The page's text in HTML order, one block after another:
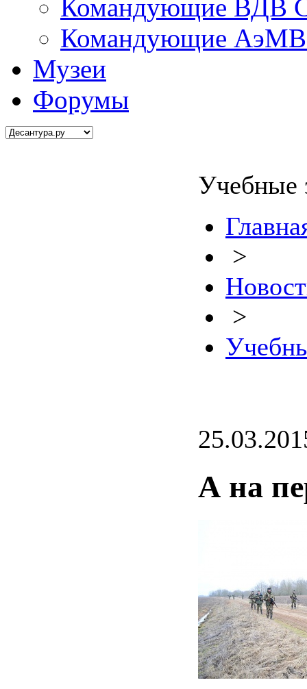
Командующие ВДВ
Командующие АэМВ
Музеи
Форумы
Учебные
>
>
А на